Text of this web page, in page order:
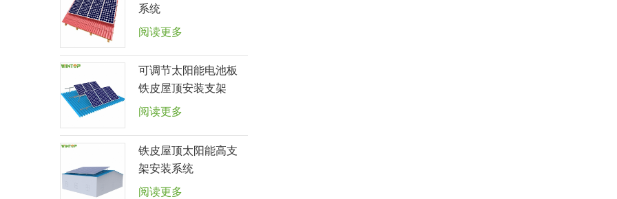
系统
阅读更多
可调节太阳能电池板
铁皮屋顶安装支架
阅读更多
铁皮屋顶太阳能高支
架安装系统
阅读更多